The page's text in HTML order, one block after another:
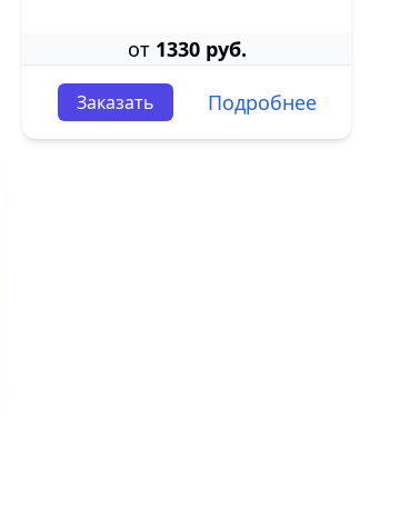
от 1330 руб.
Заказать Подробнее